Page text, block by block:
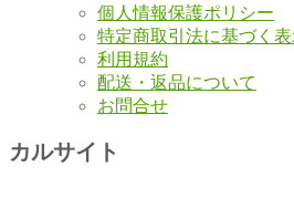
個人情報保護ポリシー
特定商取引法に基づく
利用規約
配送・返品について
お問合せ
カルサイト